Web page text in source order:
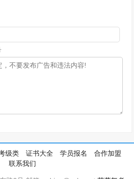
级类 证书大全 学员报名
合作加盟
联系我们